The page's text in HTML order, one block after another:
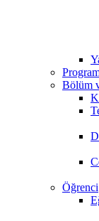
Bölüm
Öğrenci